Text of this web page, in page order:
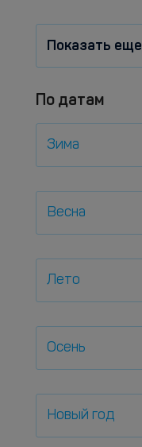
Показать еще
По датам
Зима
Весна
Лето
Осень
Новый год